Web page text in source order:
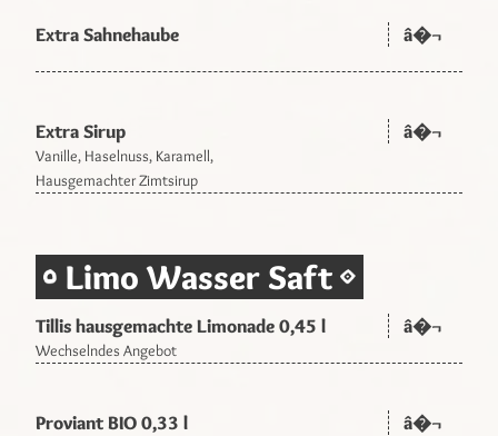
Extra Sahnehaube â�¬
Extra Sirup â�¬
Vanille, Haselnuss, Karamell,
Hausgemachter Zimtsirup
Limo Wasser Saft
Tillis hausgemachte Limonade 0,45 l â�¬
Wechselndes Angebot
Proviant BIO 0,33 l â�¬